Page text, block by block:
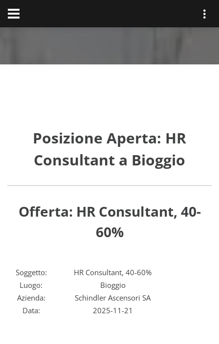
Posizione Aperta: HR
Consultant a Bioggio
Offerta: HR Consultant, 40-
60%
Soggetto:
HR Consultant, 40-60%
Luogo:
Bioggio
Azienda:
Schindler Ascensori SA
Data:
2025-11-21